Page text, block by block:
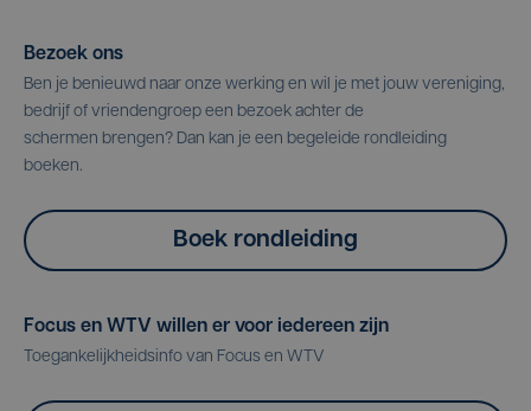
Bezoek ons
Ben je benieuwd naar onze werking en wil je met jouw vereniging,
bedrijf of vriendengroep een bezoek achter de
schermen brengen? Dan kan je een begeleide rondleiding
boeken.
Boek rondleiding
Focus en WTV willen er voor iedereen zijn
Toegankelijkheidsinfo van Focus en WTV